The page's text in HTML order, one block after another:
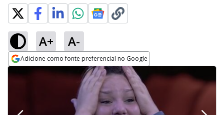
A+ A-
Adicione como fonte preferencial no Google
Opens in new window